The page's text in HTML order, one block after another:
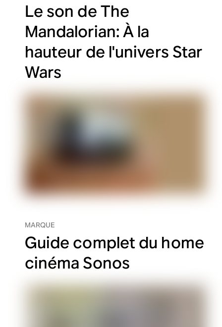
Le son de The
Mandalorian: À la
hauteur de l'univers Star
Wars
MARQUE
Guide complet du home
cinéma Sonos